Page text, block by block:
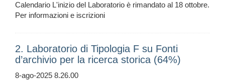
Calendario L'inizio del Laboratorio è rimandato al 18 ottobre.
Per informazioni e iscrizioni
2. Laboratorio di Tipologia F su Fonti
d’archivio per la ricerca storica (64%)
8-ago-2025 8.26.00